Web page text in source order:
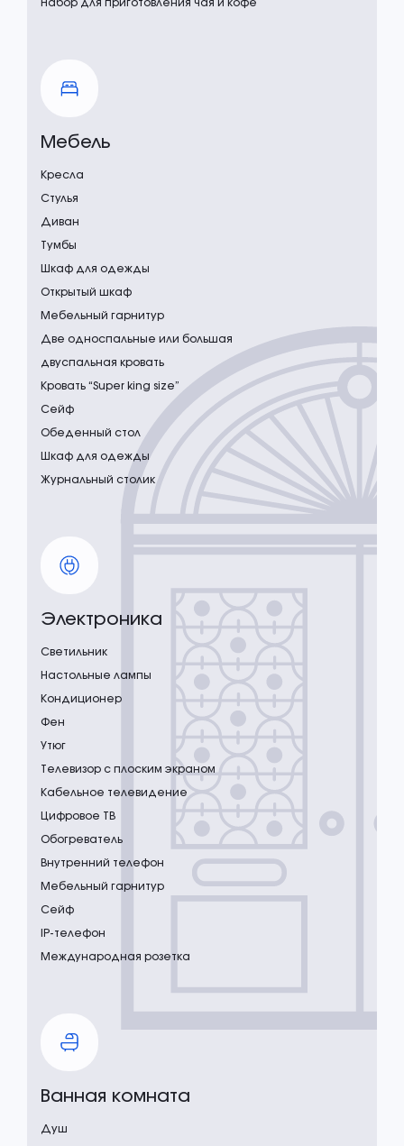
Набор для приготовления чая и кофе
Мебель
Кресла
Стулья
Диван
Тумбы
Шкаф для одежды
Открытый шкаф
Мебельный гарнитур
Две односпальные или большая
двуспальная кровать
Кровать “Super king size”
Сейф
Обеденный стол
Шкаф для одежды
Журнальный столик
Электроника
Светильник
Настольные лампы
Кондиционер
Фен
Утюг
Телевизор с плоским экраном
Кабельное телевидение
Цифровое ТВ
Обогреватель
Внутренний телефон
Мебельный гарнитур
Сейф
IP-телефон
Международная розетка
Ванная комната
Душ